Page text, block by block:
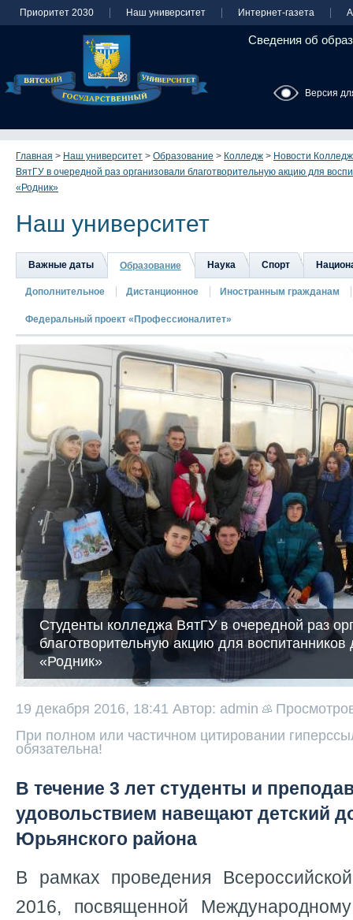
Приоритет 2030 Наш университет Интернет-газета
Сведения об
Версия
Главная > Наш университет > Образование > Колледж > Новости
ВятГУ в очередной раз организовали благотворительную акцию для
«Родник»
Наш университет
Важные даты Образование Наука Спорт
Дополнительное Дистанционное Иностранным гражданам
Федеральный проект «Профессионалитет»
Студенты колледжа ВятГУ в очередной раз
благотворительную акцию для воспитанников
«Родник»
19 декабря 2016, 18:41 Автор: admin
При полном или частичном цитировании
обязательна!
В течение 3 лет студенты и
удовольствием навещают детский
Юрьянского района
В рамках проведения
2016, посвященной